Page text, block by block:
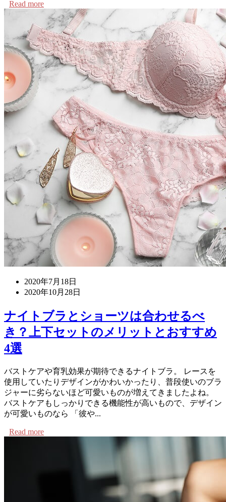
Read more
2020年7月18日
2020年10月28日
ナイトブラとショーツは合わせるべ
き？上下セットのメリットとおすすめ
4選
バストケアや育乳効果が期待できるナイトブラ。 レースを
使用していたりデザインがかわいかったり、普段使いのブラ
ジャーに劣らないほど可愛いものが増えてきましたよね。
バストケアもしっかりできる機能性が高いもので、デザイン
が可愛いものなら 「彼や...
Read more